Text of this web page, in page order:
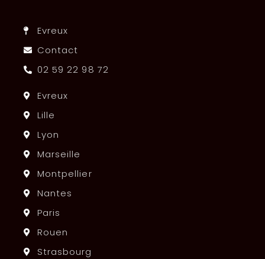
Evreux
Contact
02 59 22 98 72
Evreux
Lille
Lyon
Marseille
Montpellier
Nantes
Paris
Rouen
Strasbourg